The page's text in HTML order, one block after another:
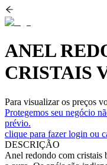
ANEL
CRISTAIS
Para visualizar os preços
Protegemos seu negócio
prévio.
clique para fazer login ou
DESCRIÇÃO
Anel redondo com cristais